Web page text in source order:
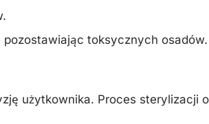
toksycznych osadów.
użytkownika. Proces sterylizacji